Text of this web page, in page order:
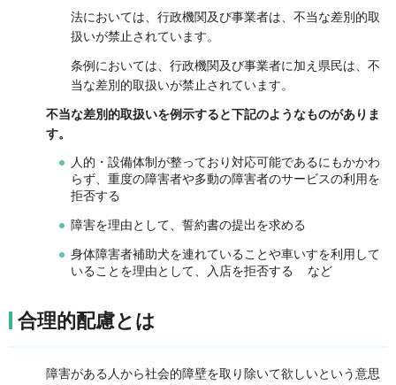
法においては、行政機関及び事業者は、不当な差別的取
扱いが禁止されています。
条例においては、行政機関及び事業者に加え県民は、不
当な差別的取扱いが禁止されています。
不当な差別的取扱いを例示すると下記のようなものがありま
す。
人的・設備体制が整っており対応可能であるにもかかわ
らず、重度の障害者や多動の障害者のサービスの利用を
拒否する
障害を理由として、誓約書の提出を求める
身体障害者補助犬を連れていることや車いすを利用して
いることを理由として、入店を拒否する など
合理的配慮とは
障害がある人から社会的障壁を取り除いて欲しいという意思